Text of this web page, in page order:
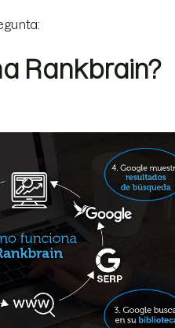
Rankbrain?